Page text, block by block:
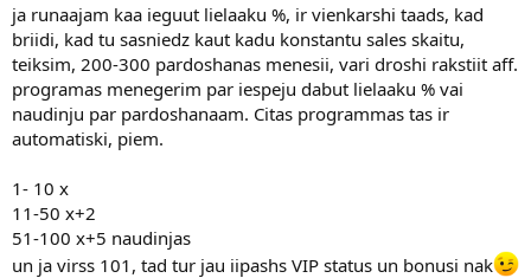
ja runaajam kaa ieguut lielaaku %, ir vienkarshi taads, kad
briidi, kad tu sasniedz kaut kadu konstantu sales skaitu,
teiksim, 200-300 pardoshanas menesii, vari droshi rakstiit aff.
programas menegerim par iespeju dabut lielaaku % vai
naudinju par pardoshanaam. Citas programmas tas ir
automatiski, piem.
1- 10 x
11-50 x+2
51-100 x+5 naudinjas
un ja virss 101, tad tur jau iipashs VIP status un bonusi nak